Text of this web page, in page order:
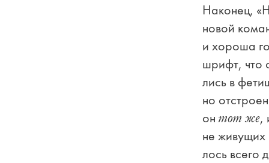
На­ко­нец,
но­вой
и хо­ро­ша
шрифт, что
лись в
но
онтот же,
не жи­ву­щих
лось все­го